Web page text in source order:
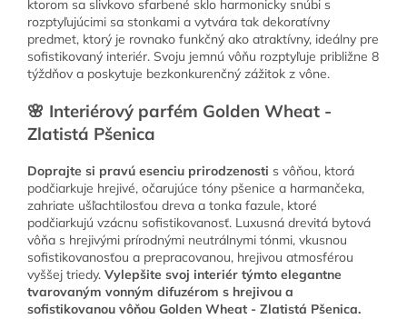
ktorom sa slivkovo sfarbené sklo harmonicky snúbi s
rozptyľujúcimi sa stonkami a vytvára tak dekoratívny
predmet, ktorý je rovnako funkčný ako atraktívny, ideálny pre
sofistikovaný interiér. Svoju jemnú vôňu rozptyľuje približne 8
týždňov a poskytuje bezkonkurenčný zážitok z vône.
🌸 Interiérový parfém Golden Wheat -
Zlatistá Pšenica
Doprajte si pravú esenciu prirodzenosti s vôňou, ktorá
podčiarkuje hrejivé, očarujúce tóny pšenice a harmančeka,
zahriate ušľachtilosťou dreva a tonka fazule, ktoré
podčiarkujú vzácnu sofistikovanosť. Luxusná drevitá bytová
vôňa s hrejivými prírodnými neutrálnymi tónmi, vkusnou
sofistikovanosťou a prepracovanou, hrejivou atmosférou
vyššej triedy. Vylepšite svoj interiér týmto elegantne
tvarovaným vonným difuzérom s hrejivou a
sofistikovanou vôňou Golden Wheat - Zlatistá Pšenica.